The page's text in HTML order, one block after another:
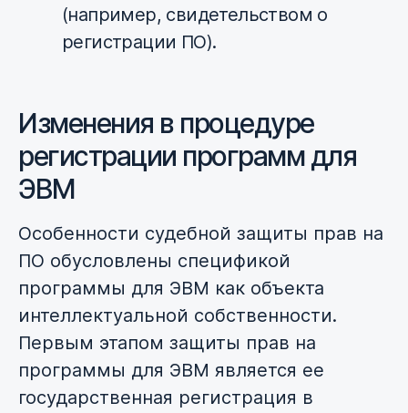
(например, свидетельством о
регистрации ПО).
Изменения в процедуре
регистрации программ для
ЭВМ
Особенности судебной защиты прав на
ПО обусловлены спецификой
программы для ЭВМ как объекта
интеллектуальной собственности.
Первым этапом защиты прав на
программы для ЭВМ является ее
государственная регистрация в